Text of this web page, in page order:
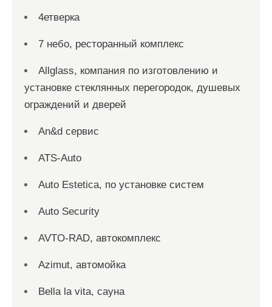
4етверка
7 небо, ресторанный комплекс
Allglass, компания по изготовлению и
установке стеклянных перегородок, душевых
ограждений и дверей
An&d сервис
ATS-Auto
Auto Estetica, по установке систем
Auto Security
AVTO-RAD, автокомплекс
Azimut, автомойка
Bella la vita, сауна